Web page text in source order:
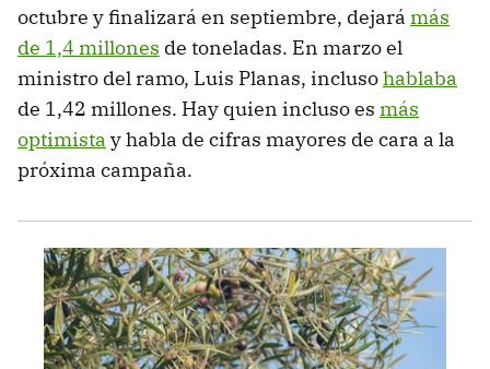
octubre y finalizará en septiembre, dejará más
de 1,4 millones de toneladas. En marzo el
ministro del ramo, Luis Planas, inclusohablaba
de 1,42 millones. Hay quien incluso es más
optimista y habla de cifras mayores de cara a la
próxima campaña.